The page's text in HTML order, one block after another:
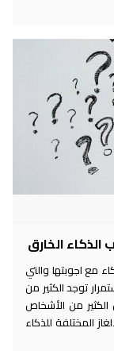
مع اجوبتها والتي
توجد الكثير من
الكثير من الأشخاص
المختلفة للذكاء